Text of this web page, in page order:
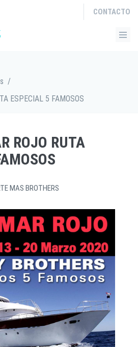
CONTACTO
/
ESPECIAL 5 FAMOSOS
ROJO RUTA
MAS BROTHERS